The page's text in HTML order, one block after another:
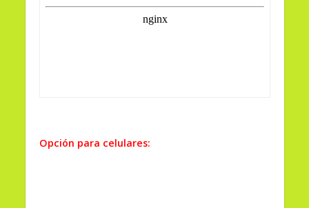
Opción para celulares: